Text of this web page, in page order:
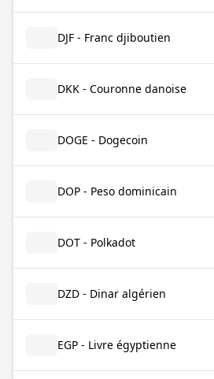
DJF - Franc djiboutien
DKK - Couronne danoise
DOGE - Dogecoin
DOP - Peso dominicain
DOT - Polkadot
DZD - Dinar algérien
EGP - Livre égyptienne